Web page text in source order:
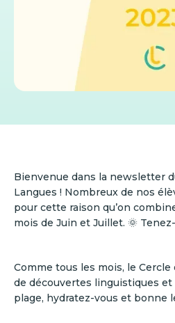
Bienvenue dans la newsletter
Langues ! Nombreux de nos
pour cette raison qu’on
mois de Juin et Juillet. 🌞
Comme tous les mois, le
de découvertes linguistiques
plage, hydratez-vous et bonne